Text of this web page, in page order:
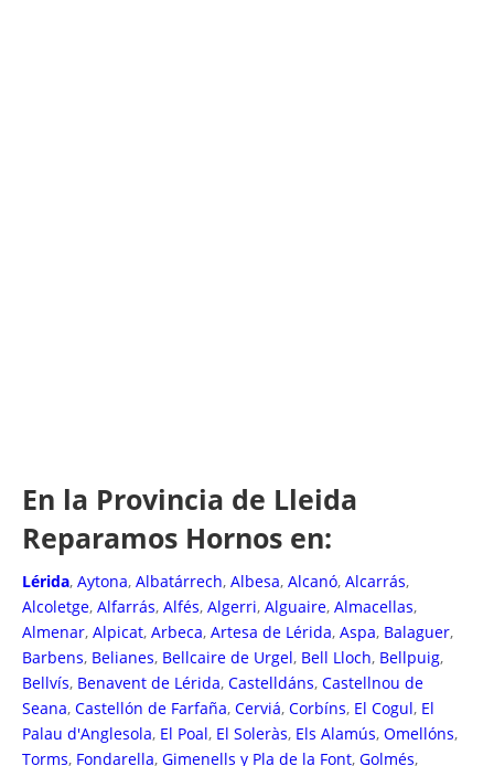
En la Provincia de Lleida
Reparamos Hornos en:
Lérida, Aytona, Albatárrech, Albesa, Alcanó, Alcarrás,
Alcoletge, Alfarrás, Alfés, Algerri, Alguaire, Almacellas,
Almenar, Alpicat, Arbeca, Artesa de Lérida, Aspa, Balaguer,
Barbens, Belianes, Bellcaire de Urgel, Bell Lloch, Bellpuig,
Bellvís, Benavent de Lérida, Castelldáns, Castellnou de
Seana, Castellón de Farfaña, Cerviá, Corbíns, El Cogul, El
Palau d'Anglesola, El Poal, El Soleràs, Els Alamús, Omellóns,
Torms, Fondarella, Gimenells y Pla de la Font, Golmés,